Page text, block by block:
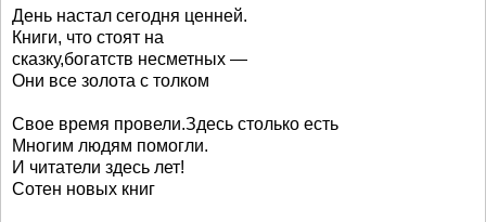
День настал сегодня ценней.
Книги, что стоят на
сказку,богатств несметных —
Они все золота с толком
Свое время провели.Здесь столько есть
Многим людям помогли.
И читатели здесь лет!
Сотен новых книг